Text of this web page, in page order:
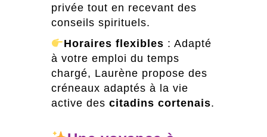
privée tout en recevant des
conseils spirituels.
Horaires flexibles : Adapté
à votre emploi du temps
chargé, Laurène propose des
créneaux adaptés à la vie
active des citadins cortenais.